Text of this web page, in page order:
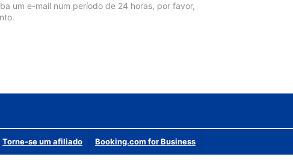
um e-mail num período de 24 horas, por favor,
Torne-se um afiliado Booking.com for Business